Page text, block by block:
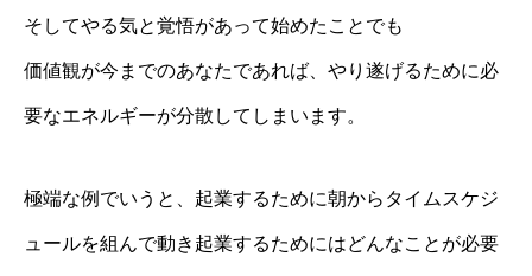
そしてやる気と覚悟があって始めたことでも
価値観が今までのあなたであれば、やり遂げるために必
要なエネルギーが分散してしまいます。
極端な例でいうと、起業するために朝からタイムスケジ
ュールを組んで動き起業するためにはどんなことが必要